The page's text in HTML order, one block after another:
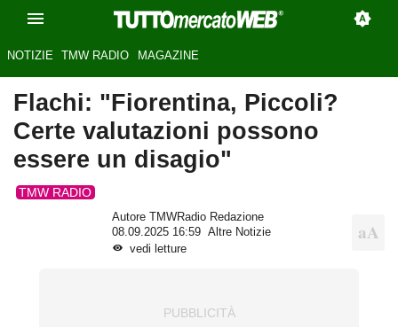
NOTIZIE TMW RADIO MAGAZINE
Flachi: "Fiorentina, Piccoli?
Certe valutazioni possono
essere un disagio"
TMW RADIO
Autore TMWRadio Redazione
08.09.2025 16:59
Altre Notizie
vedi letture